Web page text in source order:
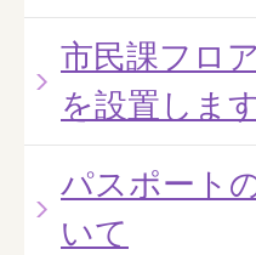
市民課フロ
を設置しま
パスポート
いて